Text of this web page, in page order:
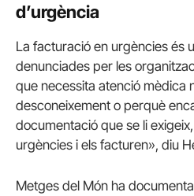
d’urgència
La facturació en urgències és
denunciades per les
que necessita atenció mèdica
desconeixement o perquè
documentació que se li
urgències i els facturen», diu
Metges del Món ha